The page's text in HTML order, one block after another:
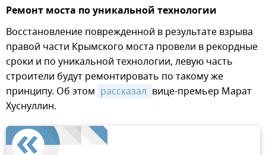
Ремонт моста по уникальной технологии
Восстановление поврежденной в результате взрыва
правой части Крымского моста провели в рекордные
сроки и по уникальной технологии, левую часть
строители будут ремонтировать по такому же
принципу. Об этом рассказал вице-премьер Марат
Хуснуллин.